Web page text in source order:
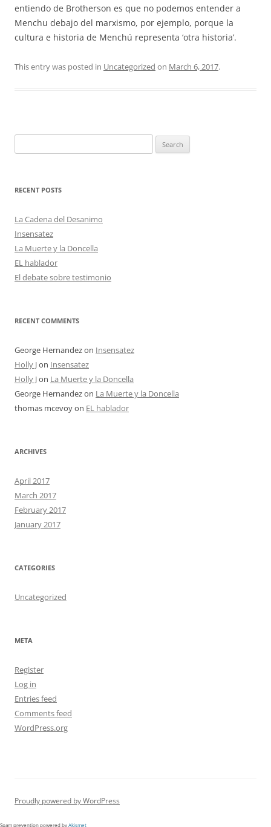
entiendo de Brotherson es que no podemos entender a
Menchu debajo del marxismo, por ejemplo, porque la
cultura e historia de Menchú representa ‘otra historia’.
This entry was posted in Uncategorized on March 6, 2017.
for:
RECENT POSTS
La Cadena del Desanimo
Insensatez
La Muerte y la Doncella
EL hablador
El debate sobre testimonio
RECENT COMMENTS
George Hernandezon Insensatez
Holly Jon Insensatez
Holly Jon La Muerte y la Doncella
George Hernandezon La Muerte y la Doncella
thomas mcevoyon EL hablador
ARCHIVES
April 2017
March 2017
February 2017
January 2017
CATEGORIES
Uncategorized
META
Register
Log in
Entries feed
Comments feed
WordPress.org
Proudly powered by WordPress
Spam prevention powered byAkismet